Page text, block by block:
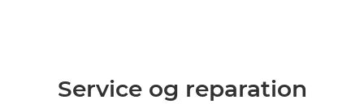
Service og reparation